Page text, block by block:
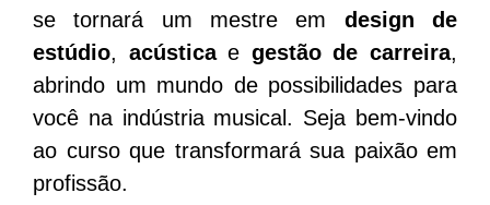
se tornará um mestre em design de
estúdio, acústicae gestão de carreira,
abrindo um mundo de possibilidades para
você na indústria musical. Seja bem-vindo
ao curso que transformará sua paixão em
profissão.